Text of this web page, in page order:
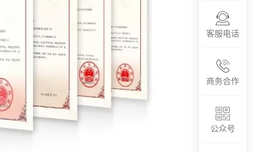
客服电话
商务合作
公众号